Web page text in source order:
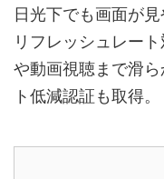
日光下でも画面が
リフレッシュレー
や動画視聴まで滑
ト低減認証も取得。